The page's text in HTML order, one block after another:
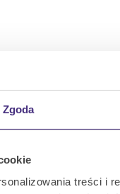
Zgoda
treści i